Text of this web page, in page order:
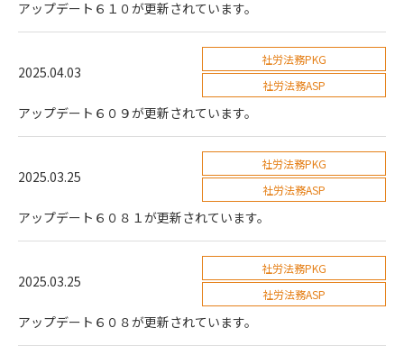
アップデート６１０が更新されています。
2025.04.03
社労法務PKG
社労法務ASP
アップデート６０９が更新されています。
2025.03.25
社労法務PKG
社労法務ASP
アップデート６０８１が更新されています。
2025.03.25
社労法務PKG
社労法務ASP
アップデート６０８が更新されています。